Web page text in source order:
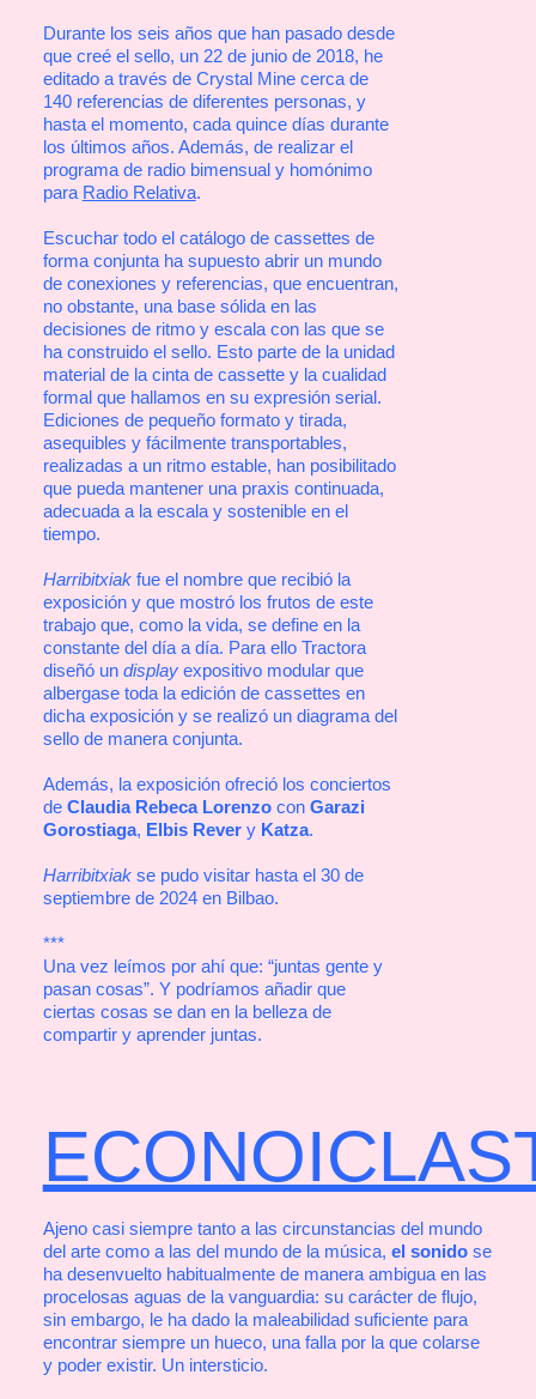
Durante los seis años que han pasado desde
que creé el sello, un 22 de junio de 2018, he
editado a través de Crystal Mine cerca de
140 referencias de diferentes personas, y
hasta el momento, cada quince días durante
los últimos años. Además, de realizar el
programa de radio bimensual y homónimo
para Radio Relativa.
Escuchar todo el catálogo de cassettes de
forma conjunta ha supuesto abrir un mundo
de conexiones y referencias, que encuentran,
no obstante, una base sólida en las
decisiones de ritmo y escala con las que se
ha construido el sello. Esto parte de la unidad
material de la cinta de cassette y la cualidad
formal que hallamos en su expresión serial.
Ediciones de pequeño formato y tirada,
asequibles y fácilmente transportables,
realizadas a un ritmo estable, han posibilitado
que pueda mantener una praxis continuada,
adecuada a la escala y sostenible en el
tiempo.
Harribitxiakfue el nombre que recibió la
exposición y que mostró los frutos de este
trabajo que, como la vida, se define en la
constante del día a día. Para ello Tractora
diseñó un displayexpositivo modular que
albergase toda la edición de cassettes en
dicha exposición y se realizó un diagrama del
sello de manera conjunta.
Además, la exposición ofreció los conciertos
de Claudia Rebeca Lorenzocon Garazi
Gorostiaga, Elbis Revery Katza.
Harribitxiakse pudo visitar hasta el 30 de
septiembre de 2024 en Bilbao.
***
Una vez leímos por ahí que: “juntas gente y
pasan cosas”. Y podríamos añadir que
ciertas cosas se dan en la belleza de
compartir y aprender juntas.
Ajeno casi siempre tanto a las circunstancias del mundo
del arte como a las del mundo de la música, el sonidose
ha desenvuelto habitualmente de manera ambigua en las
procelosas aguas de la vanguardia: su carácter de flujo,
sin embargo, le ha dado la maleabilidad suficiente para
encontrar siempre un hueco, una falla por la que colarse
y poder existir. Un intersticio.